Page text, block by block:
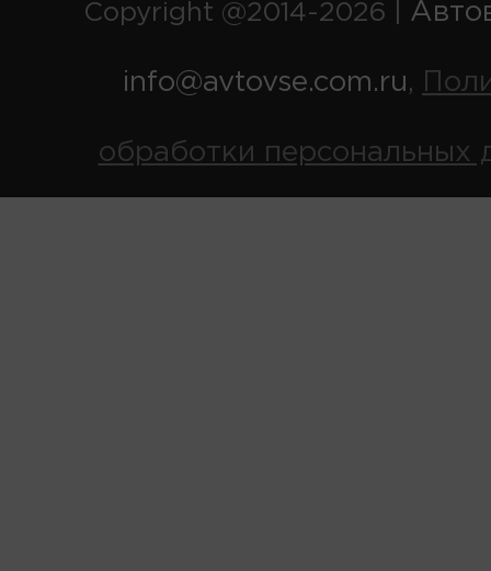
Copyright @2014-2026 |
info@avtovse.com.ru,
обработки персональных